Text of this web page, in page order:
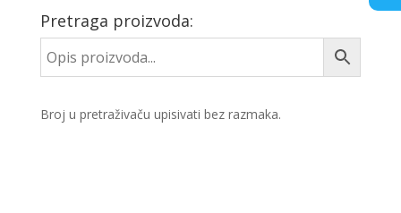
Pretraga proizvoda:
Broj u pretraživaču upisivati bez razmaka.